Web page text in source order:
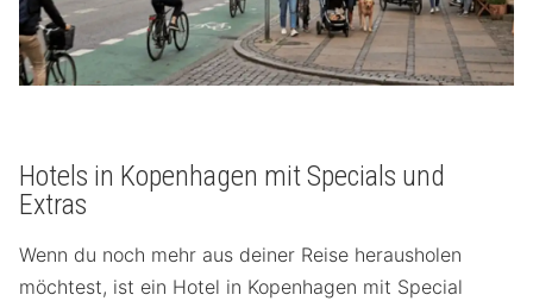
Hotels in Kopenhagen mit Specials und
Extras
Wenn du noch mehr aus deiner Reise herausholen
möchtest, ist ein Hotel in Kopenhagen mit Special